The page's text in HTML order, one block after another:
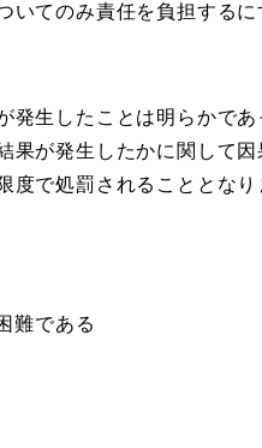
いてのみ責任を負担するに
生したことは明らかであ
果が発生したかに関して因
で処罰されることとなり
難である